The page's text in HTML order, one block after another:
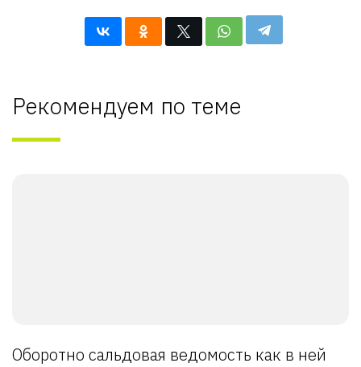
Рекомендуем по теме
Оборотно сальдовая ведомость как в ней